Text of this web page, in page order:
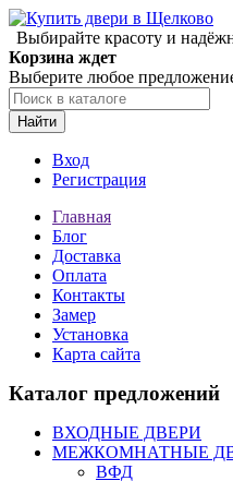
Выбирайте красоту и
Корзина ждет
Выберите любое
Найти
Вход
Регистрация
Главная
Блог
Доставка
Оплата
Контакты
Замер
Установка
Карта сайта
Каталог предложений
ВХОДНЫЕ ДВЕРИ
МЕЖКОМНАТНЫЕ
ВФД